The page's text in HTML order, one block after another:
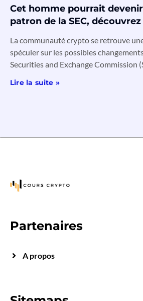
Cet homme pourrait
patron de la SEC,
La communauté crypto se retrouve
spéculer sur les possibles
Securities and Exchange Commission
Lire la suite »
Partenaires
A propos